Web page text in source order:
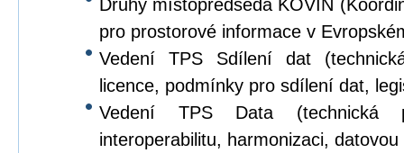
Druhý místopředseda KOVIN
pro prostorové informace v
Vedení TPS Sdílení dat
licence, podmínky pro sdílení dat,
Vedení TPS Data (technická
interoperabilitu, harmonizaci,